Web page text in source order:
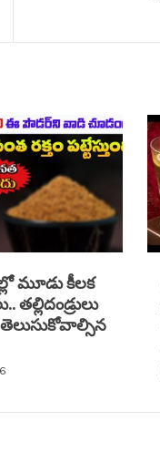
మూడు కీలక